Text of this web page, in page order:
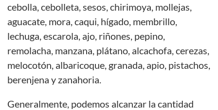
cebolla, cebolleta, sesos, chirimoya, mollejas,
aguacate, mora, caqui, hígado, membrillo,
lechuga, escarola, ajo, riñones, pepino,
remolacha, manzana, plátano, alcachofa, cerezas,
melocotón, albaricoque, granada, apio, pistachos,
berenjena y zanahoria.
Generalmente, podemos alcanzar la cantidad